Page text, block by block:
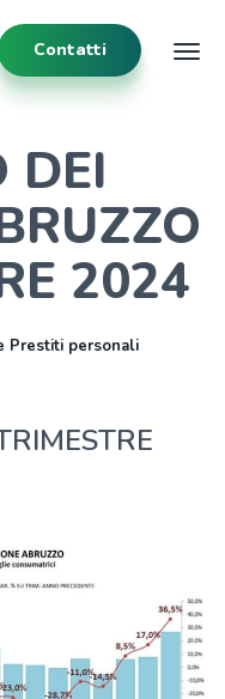
Contatti
DEI
2024
Prestiti personali